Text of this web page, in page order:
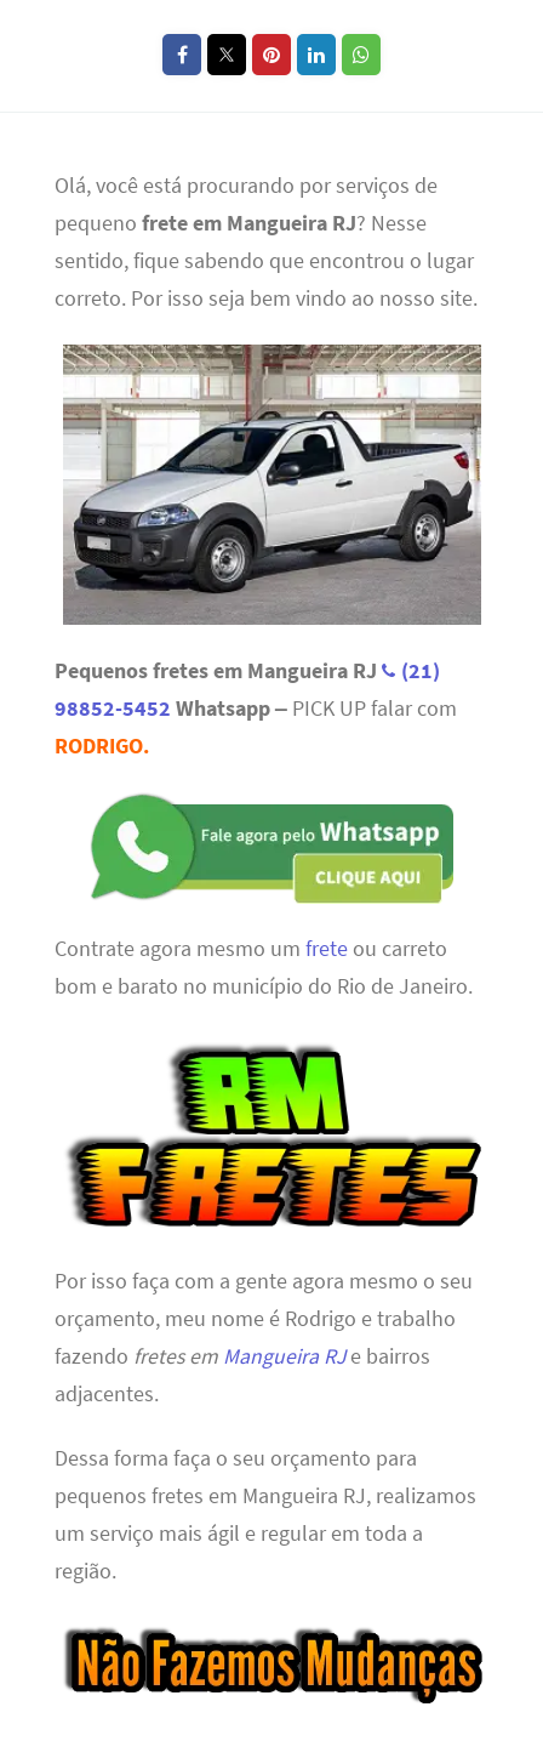
Olá, você está procurando por serviços de
pequeno frete em Mangueira RJ? Nesse
sentido, fique sabendo que encontrou o lugar
correto. Por isso seja bem vindo ao nosso site.
Pequenos fretes em Mangueira RJ
(21)
98852-5452 Whatsapp – PICK UP falar com
RODRIGO.
Contrate agora mesmo um freteou carreto
bom e barato no município do Rio de Janeiro.
Por isso faça com a gente agora mesmo o seu
orçamento, meu nome é Rodrigo e trabalho
fazendo fretes em Mangueira RJe bairros
adjacentes.
Dessa forma faça o seu orçamento para
pequenos fretes em Mangueira RJ, realizamos
um serviço mais ágil e regular em toda a
região.